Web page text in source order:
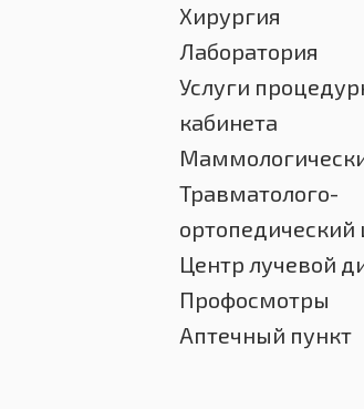
Хирургия
Лаборатория
Услуги
кабинета
Травматолого-
ортопедический
Центр лучевой
Профосмотры
Аптечный пункт